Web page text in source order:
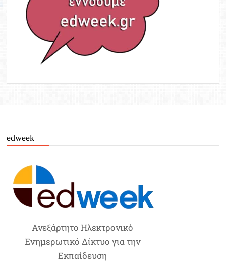
edweek
Ανεξάρτητο Ηλεκτρονικό
Ενημερωτικό Δίκτυο για την
Εκπαίδευση